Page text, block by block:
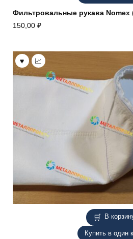
Фильтровальные рукава Nomex
150,00 ₽
В
Купить в один